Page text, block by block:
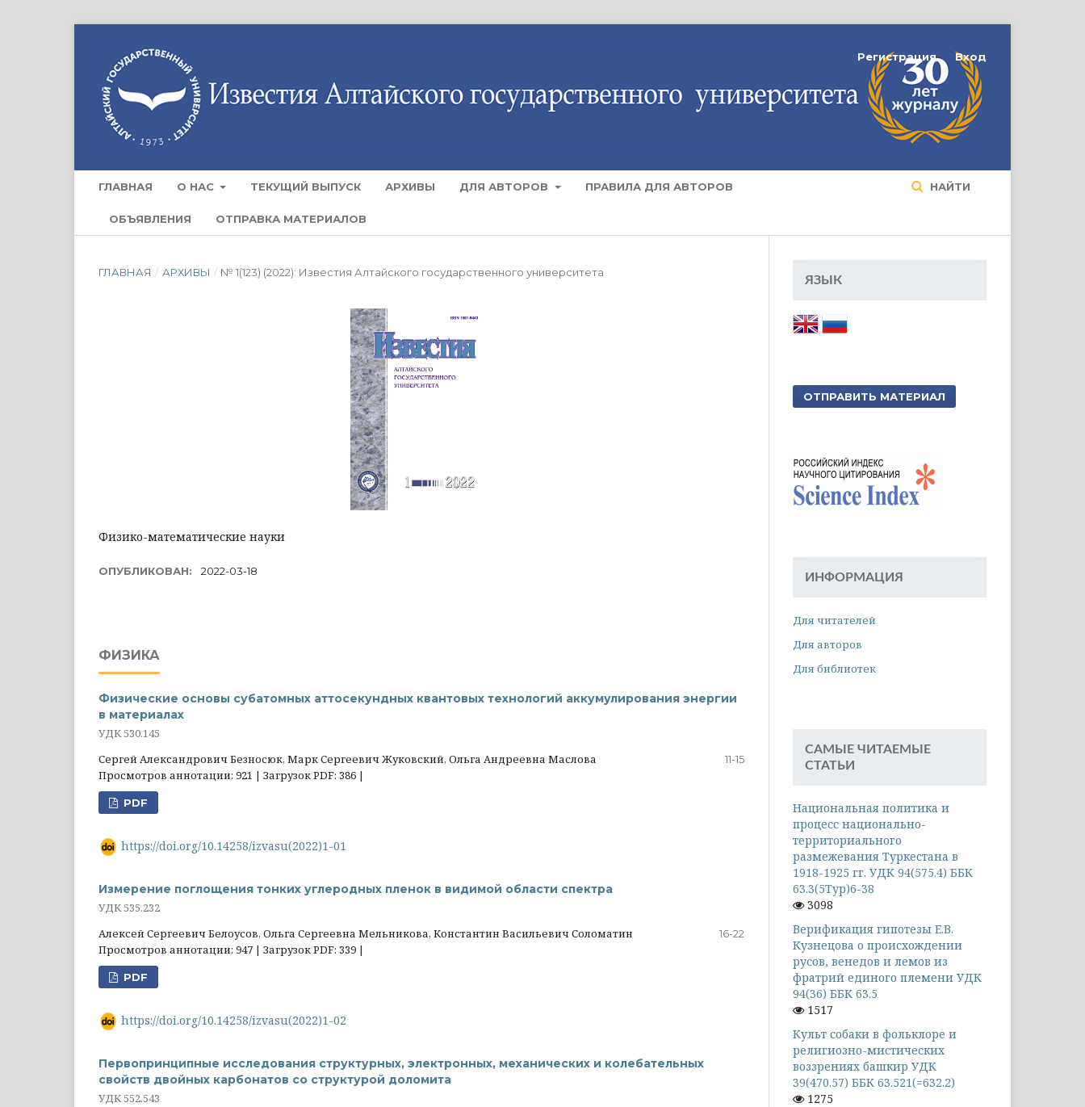
ГЛАВНАЯ О НАС ТЕКУЩИЙ ВЫПУСК АРХИВЫ ДЛЯ АВТОРОВ ПРАВИЛА ДЛЯ АВТОРОВ
ОБЪЯВЛЕНИЯ ОТПРАВКА МАТЕРИАЛОВ
НАЙТИ
Регистрация Вход
ГЛАВНАЯ / АРХИВЫ / № 1(123) (2022): Известия Алтайского государственного университета
Физико-математические науки
ОПУБЛИКОВАН: 2022-03-18
ФИЗИКА
Физические основы субатомных аттосекундных квантовых технологий аккумулирования энергии
в материалах
УДК 530.145
Сергей Александрович Безносюк, Марк Сергеевич Жуковский, Ольга Андреевна Маслова
11-15
Просмотров аннотации: 921 | Загрузок PDF: 386 |
PDF
https://doi.org/10.14258/izvasu(2022)1-01
Измерение поглощения тонких углеродных пленок в видимой области спектра
УДК 535.232
Алексей Сергеевич Белоусов, Ольга Сергеевна Мельникова, Константин Васильевич Соломатин
16-22
Просмотров аннотации: 947 | Загрузок PDF: 339 |
PDF
https://doi.org/10.14258/izvasu(2022)1-02
Первопринципные исследования структурных, электронных, механических и колебательных
свойств двойных карбонатов со структурой доломита
УДК 552.543
ЯЗЫК
ОТПРАВИТЬ МАТЕРИАЛ
ИНФОРМАЦИЯ
Для читателей
Для авторов
Для библиотек
САМЫЕ ЧИТАЕМЫЕ
СТАТЬИ
Национальная политика и
процесс национально-
территориального
размежевания Туркестана в
1918-1925 гг. УДК 94(575.4) ББК
63.3(5Тур)6-38
3098
Верификация гипотезы Е.В.
Кузнецова о происхождении
русов, венедов и лемов из
фратрий единого племени УДК
94(36) ББК 63.5
1517
Культ собаки в фольклоре и
религиозно-мистических
воззрениях башкир УДК
39(470.57) ББК 63.521(=632.2)
1275